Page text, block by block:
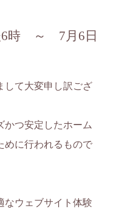
6時 ～ 7月6日
して大変申し訳ござ
かつ安定したホーム
めに行われるもので
なウェブサイト体験